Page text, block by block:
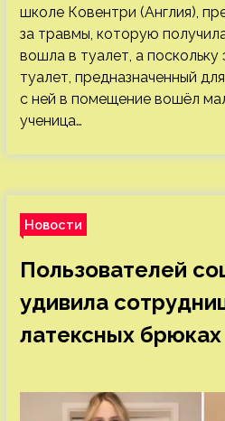
школе Ковентри (Англия),
за травмы, которую
вошла в туалет, а
туалет, предназначенный
с ней в помещение вошёл
ученица…
Новости
Пользователей
удивила
латексных брюках